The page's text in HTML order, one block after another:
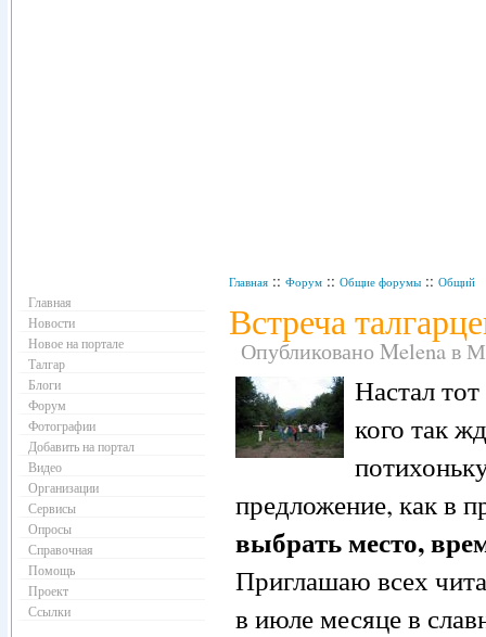
Главная :: Форум :: Общие форумы :: Общий
Встреча
Опубликовано Melena в
Настал
кого так
предложение, как в
выбрать место,
Приглашаю всех
в июле месяце в
Главная
Новости
Новое на портале
Талгар
Блоги
Форум
Фотографии
Добавить на портал
Видео
Организации
Сервисы
Опросы
Справочная
Помощь
Проект
Ссылки